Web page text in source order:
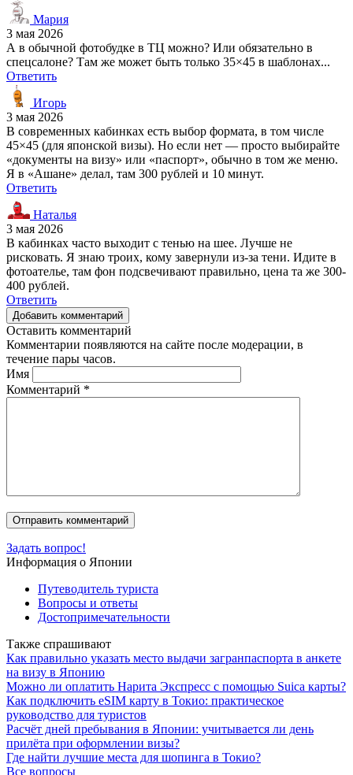
Мария
3 мая 2026
А в обычной фотобудке в ТЦ можно? Или обязательно в
спецсалоне? Там же может быть только 35×45 в шаблонах...
Ответить
Игорь
3 мая 2026
В современных кабинках есть выбор формата, в том числе
45×45 (для японской визы). Но если нет — просто выбирайте
«документы на визу» или «паспорт», обычно в том же меню.
Я в «Ашане» делал, там 300 рублей и 10 минут.
Ответить
Наталья
3 мая 2026
В кабинках часто выходит с тенью на шее. Лучше не
рисковать. Я знаю троих, кому завернули из-за тени. Идите в
фотоателье, там фон подсвечивают правильно, цена та же 300-
400 рублей.
Ответить
Добавить комментарий
Оставить комментарий
Комментарии появляются на сайте после модерации, в
течение пары часов.
Имя
Комментарий *
Задать вопрос!
Информация о Японии
Путеводитель туриста
Вопросы и ответы
Достопримечательности
Также спрашивают
Как правильно указать место выдачи загранпаспорта в анкете
на визу в Японию
Можно ли оплатить Нарита Экспресс с помощью Suica карты?
Как подключить eSIM карту в Токио: практическое
руководство для туристов
Расчёт дней пребывания в Японии: учитывается ли день
прилёта при оформлении визы?
Где найти лучшие места для шопинга в Токио?
Все вопросы